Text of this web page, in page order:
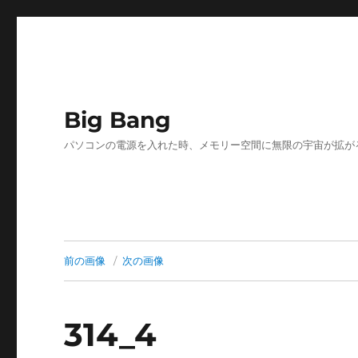
Big Bang
パソコンの電源を入れた時、メモリー空間に無限の宇宙が拡が
前の画像 次の画像
314_4